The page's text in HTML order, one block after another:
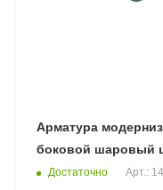
Арматура
боковой шаровый
Достаточно Арт.: